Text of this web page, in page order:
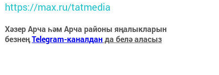
https://max.ru/tatmedia
Хәзер Арча һәм Арча районы яңалыкларын
безнеңTelegram-каналданда белә аласыз